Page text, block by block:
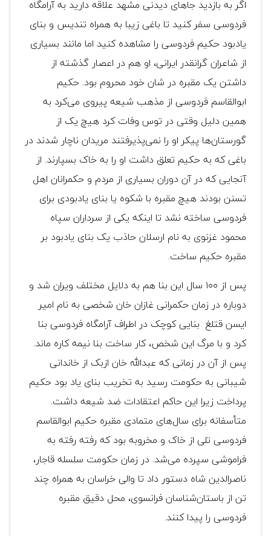
اگر به بازدید جاهای دیدنی مشهد علاقه دارید به آرامگاه
فردوسی سفر کنید تا باغی زیبا به همراه تندیس و بنای
یادبود حکیم فردوسی را مشاهده کنید اما مانند بسیاری
از شاعران گرانقدر ایرانی، او هم در اعصار گذشته از
داشتن یک مقبره در شان خود محروم بود. حکیم
ابوالقاسم فردوسی از مذهب شیعه پیروی می‌کرد به
همین دلیل وقتی در توس وفات کرد هیچ یک از
گورستان‌ها پیکر او را نمی‌پذیرفتند مریدان ناچار شدند در
باغی که به حکیم تعلق داشت او را به خاک بسپارند. از
آنجایی که در آن دوران بسیاری از مردم و حکمرانان اهل
تسنن بودند هیچ مقبره با شکوه یا بنای یادبودی برای
فردوسی ساخته نشد تا اینکه یکی از سرداران سپاه
محمود غزنوی به نام ارسلان حاذب یک بنای یادبود بر
مقبره حکیم ساخت.
پس از ۱۰۰ سال این بنا هم به دلایل مختلف ویران شد و
دوباره در زمان حکمرانی غازان خان شخصی به نام امیر
ایسن قتلغ بنایی کوچک در اطراف آرامگاه فردوسی بنا
کرد و با مرگ این شخص، کار ساخت بنا نیمه کاره ماند.
پس از آن در زمانی که عبدالله خان ازبک از خاندانی
شیبانی به حکومت رسید به تخریب بنای یاد بود حکیم
پرداخت زیرا این حاکم اعتقادات ضد شیعه داشت.
متأسفانه برای سال‌های متمادی مقبره حکیم ابوالقاسم
فردوسی تلی از خاک و مخروبه بود که رفته‌ رفته به
فراموشی سپرده می‌شد. در زمان حکومت سلسله قاجار،
ناصرالدین شاه دستور داد تا والی خراسان به همراه چند
تن از باستان‌شناسان فرانسوی، محل دقیق مقبره
فردوسی را پیدا کنند.